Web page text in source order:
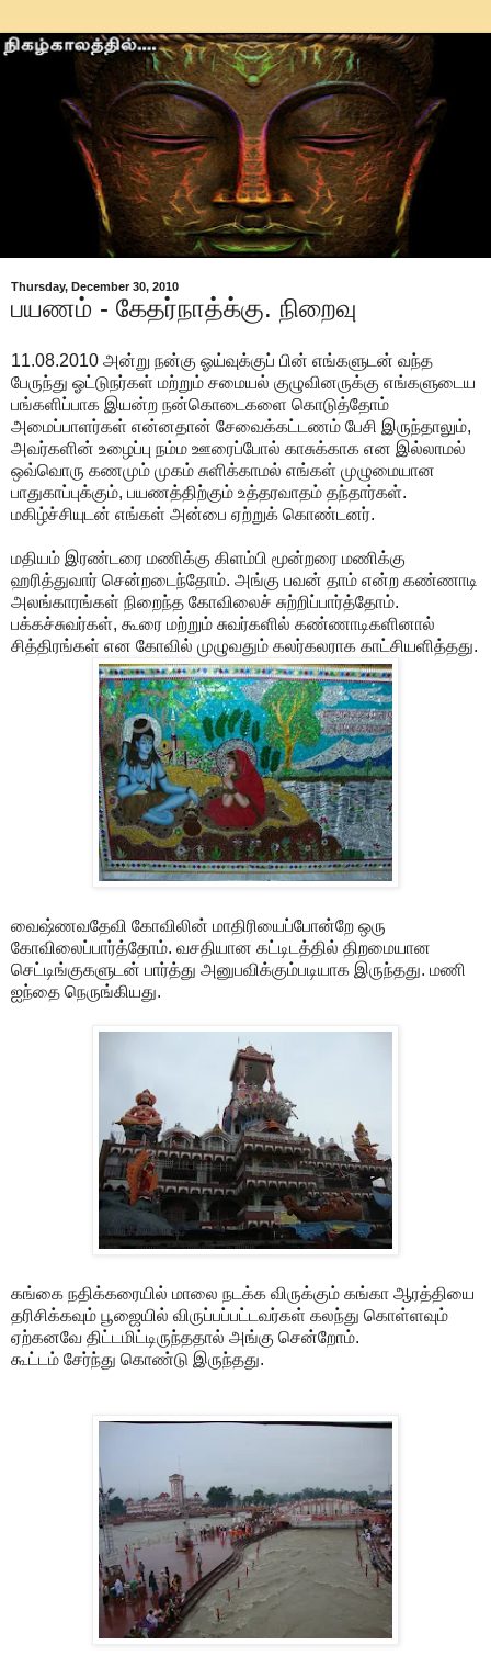
Thursday, December 30, 2010
பயணம் - கேதர்நாத்க்கு. நிறைவு
11.08.2010 அன்று நன்கு ஓய்வுக்குப் பின் எங்களுடன் வந்த
பேருந்து ஓட்டுநர்கள் மற்றும் சமையல் குழுவினருக்கு எங்களுடைய
பங்களிப்பாக இயன்ற நன்கொடைகளை கொடுத்தோம்
அமைப்பாளர்கள் என்னதான் சேவைக்கட்டணம் பேசி இருந்தாலும்,
அவர்களின் உழைப்பு நம்ம ஊரைப்போல் காசுக்காக என இல்லாமல்
ஒவ்வொரு கணமும் முகம் சுளிக்காமல் எங்கள் முழுமையான
பாதுகாப்புக்கும், பயணத்திற்கும் உத்தரவாதம் தந்தார்கள்.
மகிழ்ச்சியுடன் எங்கள் அன்பை ஏற்றுக் கொண்டனர்.
மதியம் இரண்டரை மணிக்கு கிளம்பி மூன்றரை மணிக்கு
ஹரித்துவார் சென்றடைந்தோம். அங்கு பவன் தாம் என்ற கண்ணாடி
அலங்காரங்கள் நிறைந்த கோவிலைச் சுற்றிப்பார்த்தோம்.
பக்கச்சுவர்கள், கூரை மற்றும் சுவர்களில் கண்ணாடிகளினால்
சித்திரங்கள் என கோவில் முழுவதும் கலர்கலராக காட்சியளித்தது.
வைஷ்ணவதேவி கோவிலின் மாதிரியைப்போன்றே ஒரு
கோவிலைப்பார்த்தோம். வசதியான கட்டிடத்தில் திறமையான
செட்டிங்குகளுடன் பார்த்து அனுபவிக்கும்படியாக இருந்தது. மணி
ஐந்தை நெருங்கியது.
கங்கை நதிக்கரையில் மாலை நடக்க விருக்கும் கங்கா ஆரத்தியை
தரிசிக்கவும் பூஜையில் விருப்பப்பட்டவர்கள் கலந்து கொள்ளவும்
ஏற்கனவே திட்டமிட்டிருந்ததால் அங்கு சென்றோம்.
கூட்டம் சேர்ந்து கொண்டு இருந்தது.